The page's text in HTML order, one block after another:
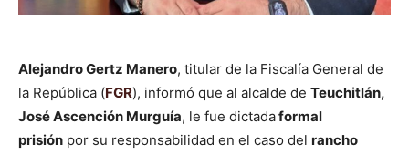
Alejandro Gertz Manero, titular de la Fiscalía General de
la República (FGR), informó que al alcalde de Teuchitlán,
José Ascención Murguía, le fue dictadaformal
prisión por su responsabilidad en el caso del rancho